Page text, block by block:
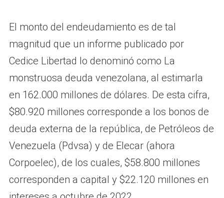
El monto del endeudamiento es de tal
magnitud que un informe publicado por
Cedice Libertad lo denominó como La
monstruosa deuda venezolana, al estimarla
en 162.000 millones de dólares. De esta cifra,
$80.920 millones corresponde a los bonos de
deuda externa de la república, de Petróleos de
Venezuela (Pdvsa) y de Elecar (ahora
Corpoelec), de los cuales, $58.800 millones
corresponden a capital y $22.120 millones en